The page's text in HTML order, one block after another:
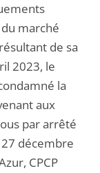
marché
de sa
2023, le
la
aux
par arrêté
décembre
CPCP